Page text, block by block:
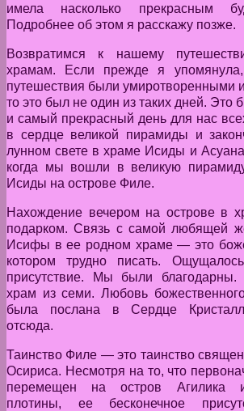
имела насколько прекрасным
Подробнее об этом я расскажу позже.
Возвратимся к нашему
храмам. Если прежде я
путешествия были умиротворенными
то это был не один из таких дней. Это
и самый прекрасный день для нас
в сердце великой пирамиды и
лунном свете в храме Исиды и
когда мы вошли в великую
Исиды на острове Филе.
Нахождение вечером на острове в
подарком. Связь с самой любящей
Исифы в ее родном храме — это
котором трудно писать.
присутствие. Мы были
храм из семи. Любовь
была послана в Сердце
отсюда.
Таинство Филе — это таинство
Осириса. Несмотря на то, что
перемещен на остров Агилика
плотины, ее бесконечное